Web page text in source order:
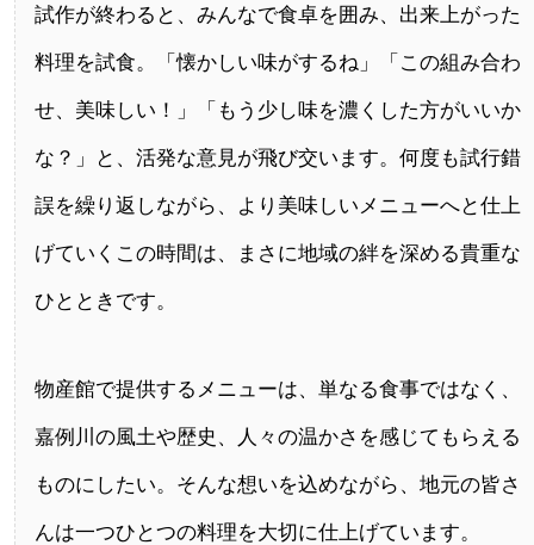
試作が終わると、みんなで食卓を囲み、出来上がった
料理を試食。「懐かしい味がするね」「この組み合わ
せ、美味しい！」「もう少し味を濃くした方がいいか
な？」と、活発な意見が飛び交います。何度も試行錯
誤を繰り返しながら、より美味しいメニューへと仕上
げていくこの時間は、まさに地域の絆を深める貴重な
ひとときです。
物産館で提供するメニューは、単なる食事ではなく、
嘉例川の風土や歴史、人々の温かさを感じてもらえる
ものにしたい。そんな想いを込めながら、地元の皆さ
んは一つひとつの料理を大切に仕上げています。